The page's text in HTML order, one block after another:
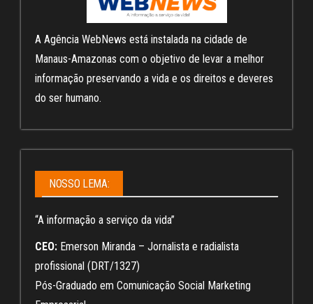
A Agência WebNews está instalada na cidade de
Manaus-Amazonas com o objetivo de levar a melhor
informação preservando a vida e os direitos e deveres
do ser humano.
NOSSO LEMA:
“A informação a serviço da vida”
CEO: Emerson Miranda – Jornalista e radialista
profissional (DRT/1327)
Pós-Graduado em Comunicação Social Marketing